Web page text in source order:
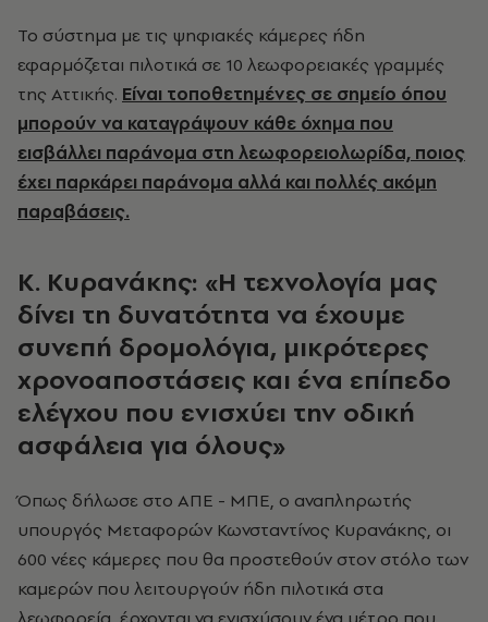
Το σύστημα με τις ψηφιακές κάμερες ήδη
εφαρμόζεται πιλοτικά σε 10 λεωφορειακές γραμμές
της Αττικής. Είναι τοποθετημένες σε σημείο όπου
μπορούν να καταγράψουν κάθε όχημα που
εισβάλλει παράνομα στη λεωφορειολωρίδα, ποιος
έχει παρκάρει παράνομα αλλά και πολλές ακόμη
παραβάσεις.
Κ. Κυρανάκης: «Η τεχνολογία μας
δίνει τη δυνατότητα να έχουμε
συνεπή δρομολόγια, μικρότερες
χρονοαποστάσεις και ένα επίπεδο
ελέγχου που ενισχύει την οδική
ασφάλεια για όλους»
Όπως δήλωσε στο ΑΠΕ - ΜΠΕ, ο αναπληρωτής
υπουργός Μεταφορών Κωνσταντίνος Κυρανάκης, οι
600 νέες κάμερες που θα προστεθούν στον στόλο των
καμερών που λειτουργούν ήδη πιλοτικά στα